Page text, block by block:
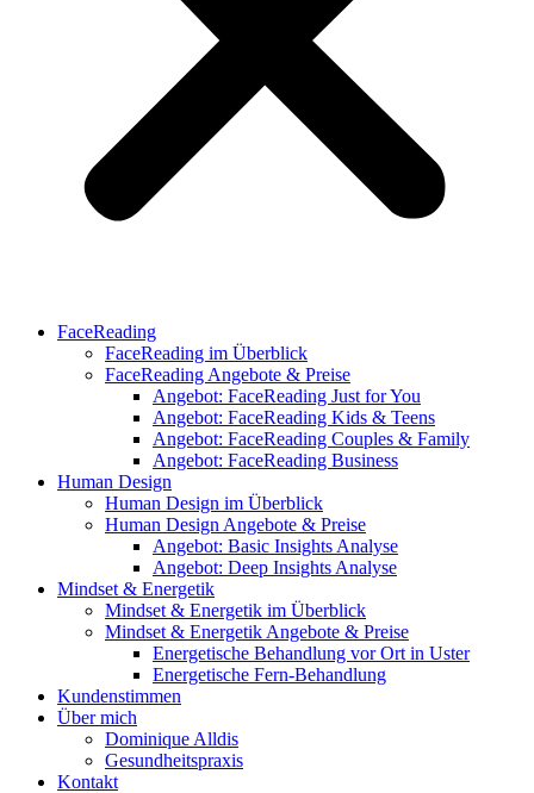
FaceReading
FaceReading im Überblick
FaceReading Angebote & Preise
Angebot: FaceReading Just for You
Angebot: FaceReading Kids & Teens
Angebot: FaceReading Couples & Family
Angebot: FaceReading Business
Human Design
Human Design im Überblick
Human Design Angebote & Preise
Angebot: Basic Insights Analyse
Angebot: Deep Insights Analyse
Mindset & Energetik
Mindset & Energetik im Überblick
Mindset & Energetik Angebote & Preise
Energetische Behandlung vor Ort in Uster
Energetische Fern-Behandlung
Kundenstimmen
Über mich
Dominique Alldis
Gesundheitspraxis
Kontakt